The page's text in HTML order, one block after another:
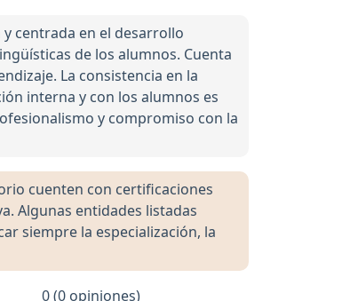
centrada en el desarrollo
de los alumnos. Cuenta
La consistencia en la
interna y con los alumnos es
y compromiso con la
cuenten con certificaciones
Algunas entidades listadas
siempre la especialización, la
0 (0 opiniones)